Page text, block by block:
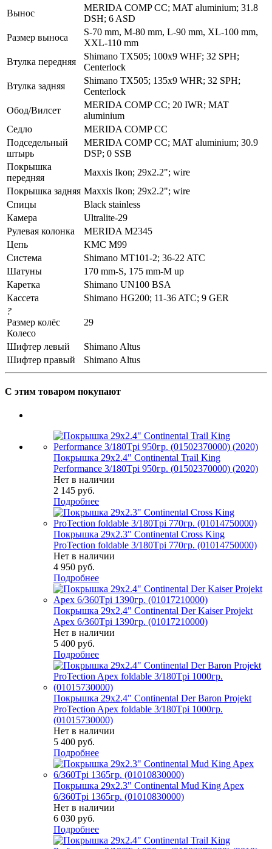
Вынос
MERIDA COMP CC; MAT aluminium; 31.8
DSH; 6 ASD
Размер выноса
S-70 mm, M-80 mm, L-90 mm, XL-100 mm,
XXL-110 mm
Втулка передняя
Shimano TX505; 100x9 WHF; 32 SPH;
Centerlock
Втулка задняя
Shimano TX505; 135x9 WHR; 32 SPH;
Centerlock
Обод/Вилсет
MERIDA COMP CC; 20 IWR; MAT
aluminium
Седло
MERIDA COMP CC
Подседельный
штырь
MERIDA COMP CC; MAT aluminium; 30.9
DSP; 0 SSB
Покрышка
передняя
Maxxis Ikon; 29x2.2"; wire
Покрышка задняя Maxxis Ikon; 29x2.2"; wire
Спицы
Black stainless
Камера
Ultralite-29
Рулевая колонка
MERIDA M2345
Цепь
KMC M99
Система
Shimano MT101-2; 36-22 ATC
Шатуны
170 mm-S, 175 mm-M up
Каретка
Shimano UN100 BSA
Кассета
Shimano HG200; 11-36 ATC; 9 GER
?
Размер колёс
Колесо
29
Шифтер левый
Shimano Altus
Шифтер правый
Shimano Altus
С этим товаром покупают
Покрышка 29x2.4" Continental Trail King
Performance 3/180Tpi 950гр. (01502370000) (2020)
Нет в наличии
2 145 руб.
Подробнее
Покрышка 29x2.3" Continental Cross King
ProTection foldable 3/180Tpi 770гр. (01014750000)
Нет в наличии
4 950 руб.
Подробнее
Покрышка 29x2.4" Continental Der Kaiser Projekt
Apex 6/360Tpi 1390гр. (01017210000)
Нет в наличии
5 400 руб.
Подробнее
Покрышка 29x2.4" Continental Der Baron Projekt
ProTection Apex foldable 3/180Tpi 1000гр.
(01015730000)
Нет в наличии
5 400 руб.
Подробнее
Покрышка 29x2.3" Continental Mud King Apex
6/360Tpi 1365гр. (01010830000)
Нет в наличии
6 030 руб.
Подробнее